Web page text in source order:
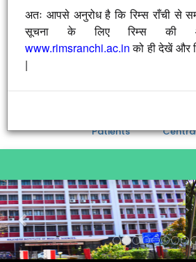
अतः आपसे अनुरोध है कि रिम्स राँची से
सूचना के लिए रिम्स की
www.rimsranchi.ac.inको ही देखें और
|
Patients
Previous